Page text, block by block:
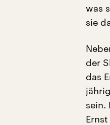
was
sie
der
das
sein.